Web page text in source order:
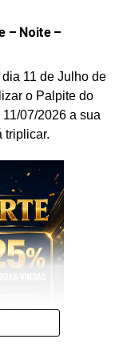
sua probabilidade
Julhode 2026.
palpites do
aumenta
que vai dar
Bicho
Palpites
– Noite –
11 de Julho de
o Palpite do
07/2026 a sua
triplicar.